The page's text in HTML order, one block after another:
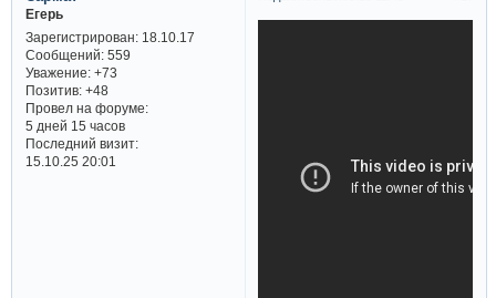
Егерь
Зарегистрирован: 18.10.17
Сообщений:559
Уважение: +73
Позитив: +48
Провел на форуме:
5 дней 15 часов
Последний визит:
15.10.25 20:01